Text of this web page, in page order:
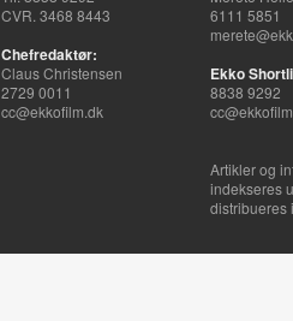
CVR. 3468 8443
Chefredaktør:
Claus Christensen
2729 0011
cc@ekkofilm.dk
6111 5851
Ekko
8838 9292
Artikler og
indekseres
distribueres